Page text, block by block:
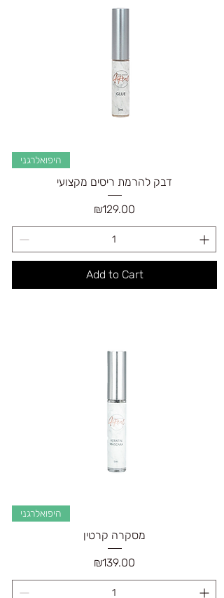
היפואלרגני
דבק להרמת ריסים מקצועי
Price
₪129.00
Add to Cart
היפואלרגני
מסקרה קרטין
Price
₪139.00